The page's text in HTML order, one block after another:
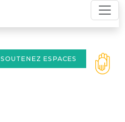
SOUTENEZ ESPACES